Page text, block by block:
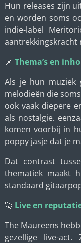
Hun releases zijn
en worden soms
indie-label
aantrekkingskracht
📌 Thema’s en
Als je hun muziek
melodieën die
ook vaak diepere
als nostalgie,
komen voorbij in
poppy jasje dat je
Dat contrast
thematiek maakt
standaard
🚀 Live en
The Maureens
gezellige live-